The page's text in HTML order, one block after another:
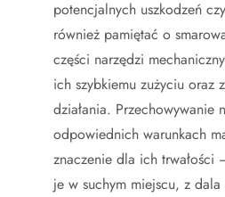
potencjalnych uszkodzeń
również pamiętać o
części narzędzi
ich szybkiemu zużyciu oraz
działania. Przechowywanie
odpowiednich warunkach
znaczenie dla ich trwałości
je w suchym miejscu, z